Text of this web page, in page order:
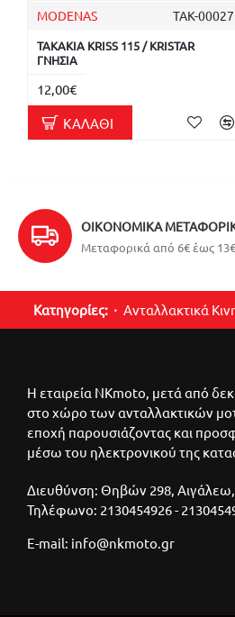
MODENAS ΤΑΚ-00027
ΤΑΚΑΚΙΑ KRISS 115 / KRISTAR
ΓΝΗΣΙΑ
12,00€
ΚΑΛΆΘΙ
ΟΙΚΟΝΟΜΙΚΆ
Μεταφορικά από 6€ έως
Κατηγορίες: Ανταλλακτικά
Η εταιρεία NKmoto, μετά από
στο χώρο των ανταλλακτικών
εποχή παρουσιάζοντας και
μέσω του ηλεκτρονικού της
Διευθύνση: Θηβών 298, Αιγάλεω,
Τηλέφωνο: 2130454926 -
E-mail: info@nkmoto.gr